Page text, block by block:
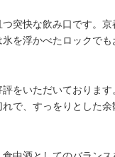
突快な飲み口です。
を浮かべたロックでも
をいただいておりま
で、すっをりとした余